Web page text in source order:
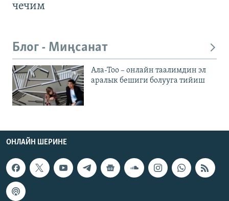
чечим
Блог - Миңсанат
Ала-Тоо – онлайн таалимдин эл
аралык бешиги болууга тийиш
ОНЛАЙН ШЕРИНЕ